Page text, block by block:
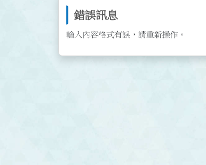
錯誤訊息
輸入內容格式有誤，請重新操作。